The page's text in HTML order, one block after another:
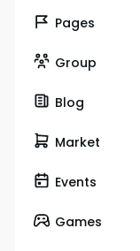
Pages
Group
Blog
Market
Events
Games